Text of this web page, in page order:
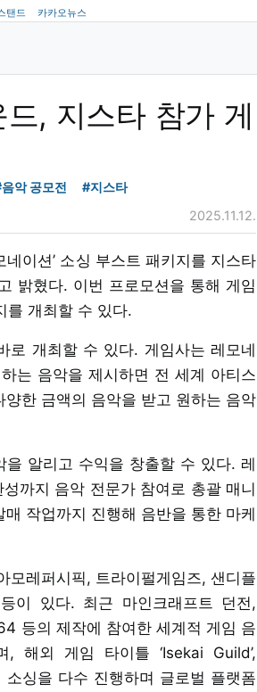
탠드 카카오뉴스
, 지스타 참가 게
악 공모전 #지스타
2025.11.12.
이션’ 소싱 부스트 패키지를 지스타
밝혔다. 이번 프로모션을 통해 게임
를 개최할 수 있다.
로 개최할 수 있다. 게임사는 레모네
는 음악을 제시하면 전 세계 아티스
한 금액의 음악을 받고 원하는 음악
알리고 수익을 창출할 수 있다. 레
까지 음악 전문가 참여로 총괄 매니
작업까지 진행해 음반을 통한 마케
모레퍼시픽, 트라이펄게임즈, 샌디플
이 있다. 최근 마인크래프트 던전,
등의 제작에 참여한 세계적 게임 음
, 해외 게임 타이틀 ‘Isekai Guild’,
싱을 다수 진행하며 글로벌 플랫폼